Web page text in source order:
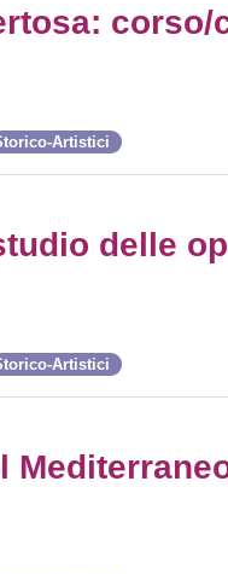
corso/
Artistici
delle
Artistici